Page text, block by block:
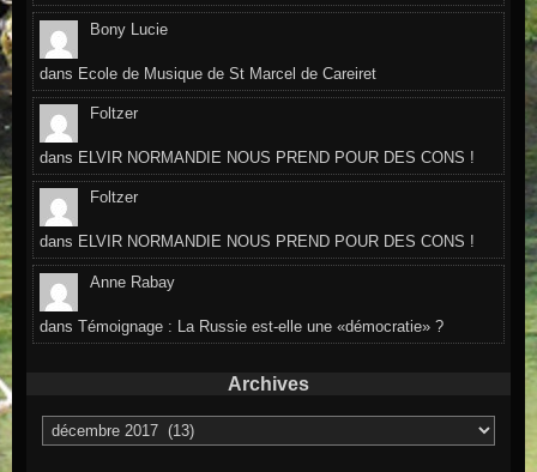
Bony Lucie
dans Ecole de Musique de St Marcel de Careiret
Foltzer
dans ELVIR NORMANDIE NOUS PREND POUR DES CONS !
Foltzer
dans ELVIR NORMANDIE NOUS PREND POUR DES CONS !
Anne Rabay
dansTémoignage : La Russie est-elle une «démocratie» ?
Archives
Archives